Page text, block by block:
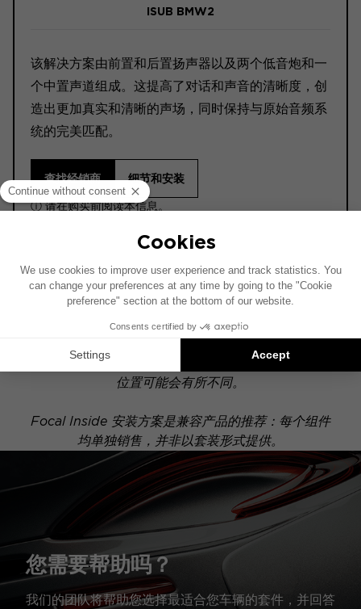
ISUB BMW2
该解决方案由前置和后置扬声器以及两个低音炮和一
个中置声道组成。这提高了对话和声音的清晰度，创
造出更加真实和清晰的声场，同时保持与原始音频系
统的完美匹配。
查找经销商 细节和安装
ⓘ 请在购买前阅读本信息。
ACTIVE
您的车辆配有特定的高保真选装配置，图中所示组件的
位置可能会有所不同。
Focal Inside 安装方案是兼容产品的推荐：每个组件
均单独销售，并非以套装形式提供。
您需要帮助吗？
我们的团队将帮助您选择最适合您车辆的套件，并回答